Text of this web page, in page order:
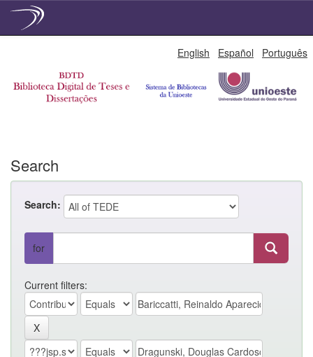
English Español Português
Search
Search:
for
Current filters: